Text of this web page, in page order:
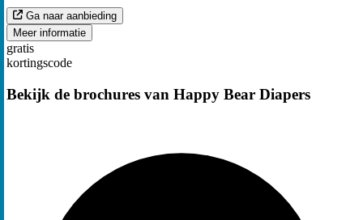
Ga naar aanbieding
Meer informatie
gratis
kortingscode
Bekijk de brochures van Happy Bear Diapers